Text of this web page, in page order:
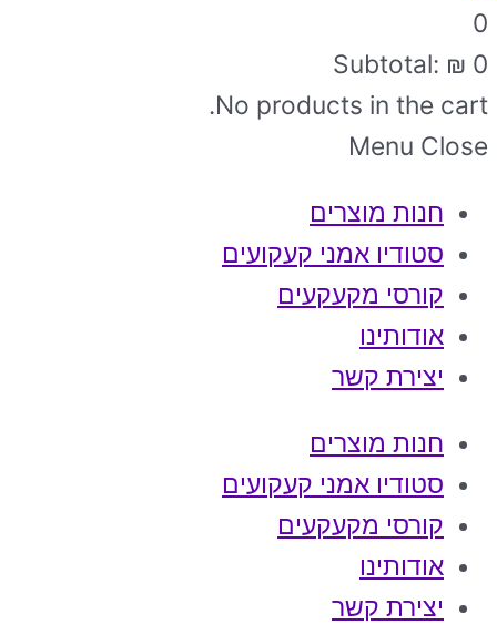
0
Subtotal: ₪ 0
No products in the cart.
Menu Close
חנות מוצרים
סטודיו אמני קעקועים
קורסי מקעקעים
אודותינו
יצירת קשר
חנות מוצרים
סטודיו אמני קעקועים
קורסי מקעקעים
אודותינו
יצירת קשר